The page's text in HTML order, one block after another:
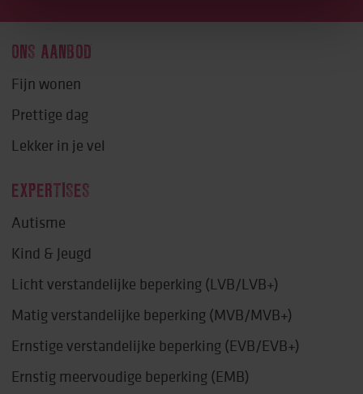
ONS AANBOD
Fijn wonen
Prettige dag
Lekker in je vel
EXPERTISES
Autisme
Kind & Jeugd
Licht verstandelijke beperking (LVB/LVB+)
Matig verstandelijke beperking (MVB/MVB+)
Ernstige verstandelijke beperking (EVB/EVB+)
Ernstig meervoudige beperking (EMB)